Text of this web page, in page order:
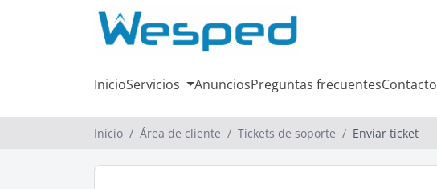
InicioServicios AnunciosPreguntas frecuentesContacto
Inicio Área de cliente Tickets de soporte Enviar ticket